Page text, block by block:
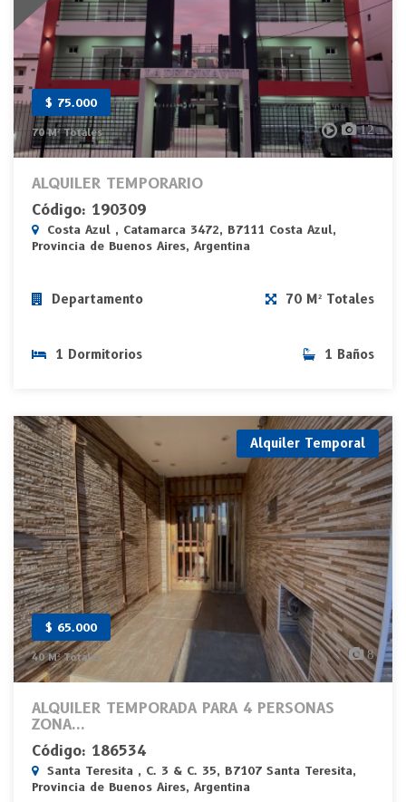
$ 75.000
70 M² Totales 12
ALQUILER TEMPORARIO
Código: 190309
Costa Azul , Catamarca 3472, B7111 Costa Azul,
Provincia de Buenos Aires, Argentina
Departamento 70 M² Totales
1 Dormitorios 1 Baños
Alquiler Temporal
$ 65.000
40 M² Totales 8
ALQUILER TEMPORADA PARA 4 PERSONAS
ZONA...
Código: 186534
Santa Teresita , C. 3 & C. 35, B7107 Santa Teresita,
Provincia de Buenos Aires, Argentina